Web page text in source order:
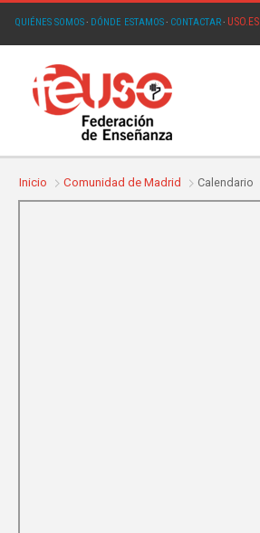
QUIÉNES SOMOS· DÓNDE ESTAMOS· CONTACTAR· USO.ES
Inicio Comunidad de Madrid Calendario